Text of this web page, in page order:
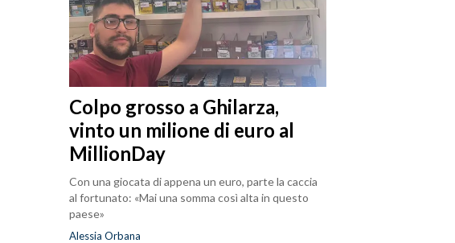
Colpo grosso a Ghilarza,
vinto un milione di euro al
MillionDay
Con una giocata di appena un euro, parte la caccia
al fortunato: «Mai una somma così alta in questo
paese»
Alessia Orbana